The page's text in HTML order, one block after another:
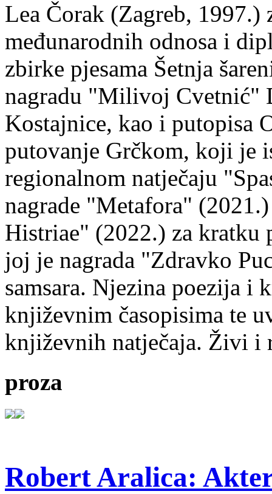
Lea Čorak (Zagreb,
međunarodnih odnosa i
zbirke pjesama Šetnja
nagradu "Milivoj Cvetnić"
Kostajnice, kao i putopisa
putovanje Grčkom, koji je
regionalnom natječaju
nagrade "Metafora"
Histriae" (2022.) za kratku
joj je nagrada "Zdravko
samsara. Njezina poezija i
književnim časopisima te
književnih natječaja. Živi i
proza
Robert Aralica: